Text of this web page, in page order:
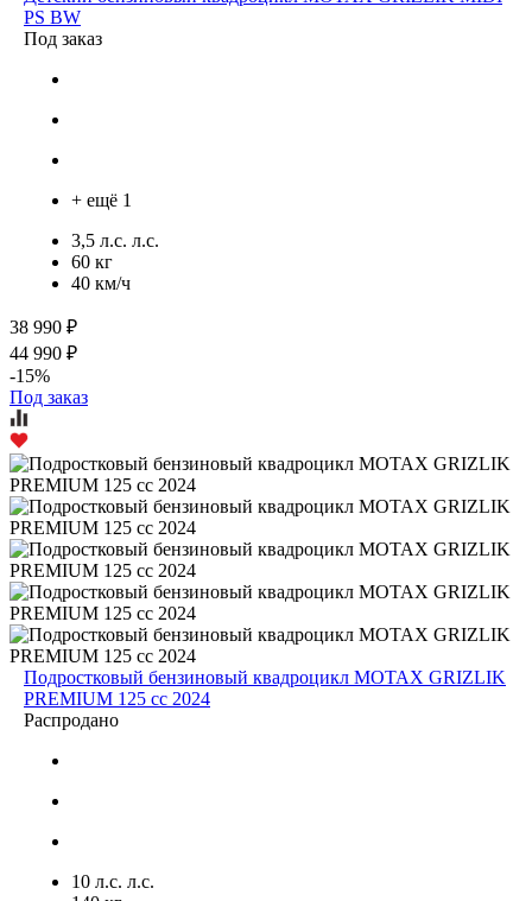
PS BW
Под заказ
+ ещё 1
3,5 л.с. л.с.
60 кг
40 км/ч
38 990 ₽
44 990 ₽
-15%
Под заказ
Подростковый бензиновый квадроцикл MOTAX GRIZLIK
PREMIUM 125 cc 2024
Распродано
10 л.с. л.с.